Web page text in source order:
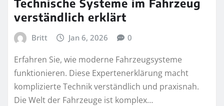
Technische Systeme im Fahrzeug
verständlich erklärt
Britt Jan 6, 2026 0
Erfahren Sie, wie moderne Fahrzeugsysteme
funktionieren. Diese Expertenerklärung macht
komplizierte Technik verständlich und praxisnah.
Die Welt der Fahrzeuge ist komplex…